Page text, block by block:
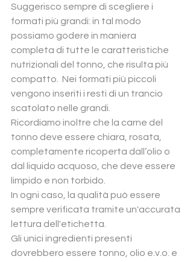
Suggerisco sempre di scegliere i
formati più grandi: in tal modo
possiamo godere in maniera
completa di tutte le caratteristiche
nutrizionali del tonno, che risulta più
compatto.  Nei formati più piccoli
vengono inseriti i resti di un trancio
scatolato nelle grandi.
Ricordiamo inoltre che la carne del
tonno deve essere chiara, rosata,
completamente ricoperta dall’olio o
dal liquido acquoso, che deve essere
limpido e non torbido.
In ogni caso, la qualità può essere
sempre verificata tramite un'accurata
lettura dell'etichetta.
Gli unici ingredienti presenti
dovrebbero essere tonno, olio e.v.o. e